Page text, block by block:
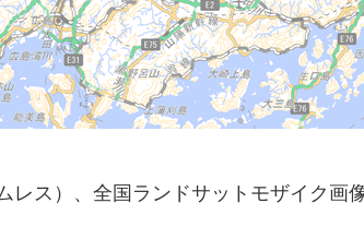
レス）、全国ランドサットモザイク画